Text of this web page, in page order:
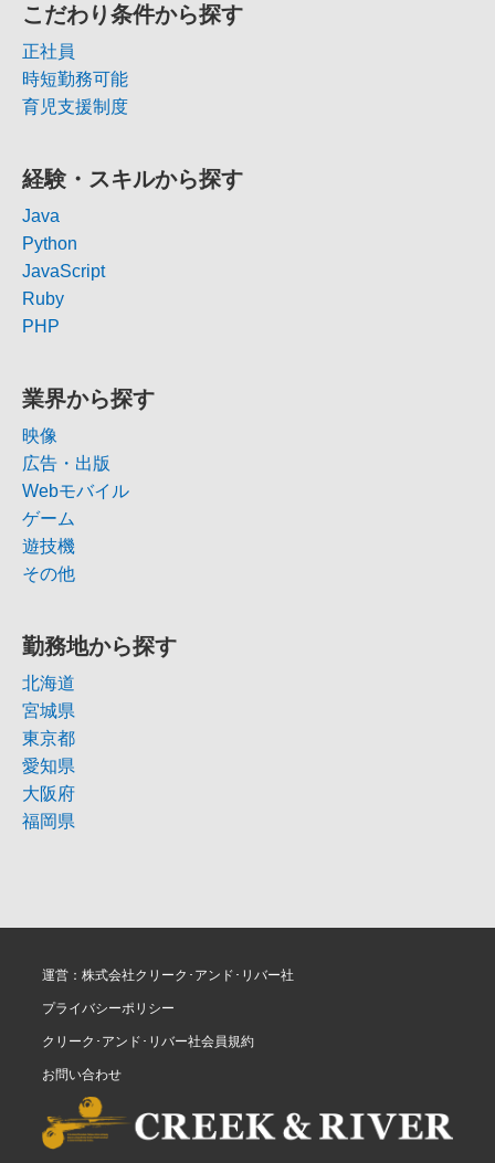
こだわり条件から探す
正社員
時短勤務可能
育児支援制度
経験・スキルから探す
Java
Python
JavaScript
Ruby
PHP
業界から探す
映像
広告・出版
Webモバイル
ゲーム
遊技機
その他
勤務地から探す
北海道
宮城県
東京都
愛知県
大阪府
福岡県
運営：株式会社クリーク･アンド･リバー社
プライバシーポリシー
クリーク･アンド･リバー社会員規約
お問い合わせ